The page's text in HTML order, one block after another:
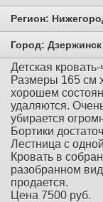
Регион:
Город: Дзержинск
Детская
Размеры 165 см
хорошем
удаляются.
убирается
Бортики
Лестница с
Кровать в
разобранном
продается.
Цена 7500 руб.